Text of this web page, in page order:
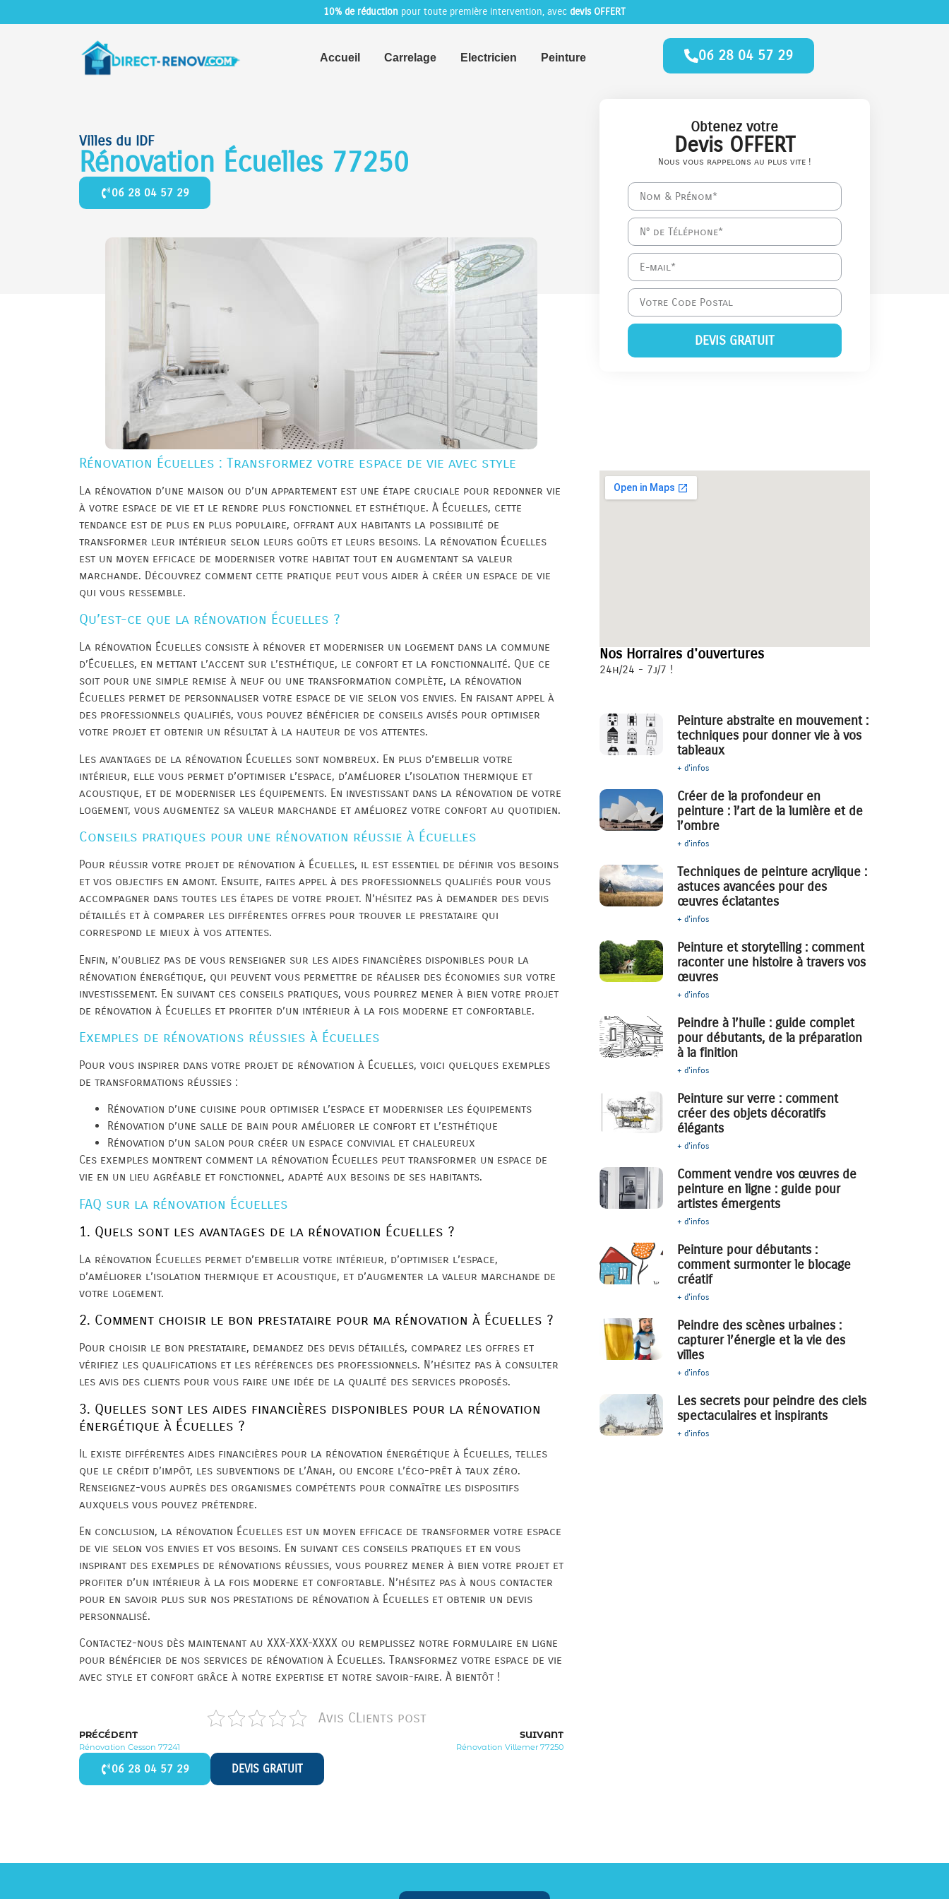
10% de réduction pour toute première intervention, avec devis OFFERT
Accueil Carrelage Electricien Peinture 06 28 04 57 29
Villes du IDF
Rénovation Écuelles 77250
06 28 04 57 29
Obtenez votre
Devis OFFERT
Nous vous rappelons au plus vite !
DEVIS GRATUIT
Rénovation Écuelles : Transformez votre espace de vie avec style
La rénovation d’une maison ou d’un appartement est une étape cruciale pour redonner vie
à votre espace de vie et le rendre plus fonctionnel et esthétique. À Écuelles, cette
tendance est de plus en plus populaire, offrant aux habitants la possibilité de
transformer leur intérieur selon leurs goûts et leurs besoins. La rénovation Écuelles
est un moyen efficace de moderniser votre habitat tout en augmentant sa valeur
marchande. Découvrez comment cette pratique peut vous aider à créer un espace de vie
qui vous ressemble.
Qu’est-ce que la rénovation Écuelles ?
La rénovation Écuelles consiste à rénover et moderniser un logement dans la commune
d’Écuelles, en mettant l’accent sur l’esthétique, le confort et la fonctionnalité. Que ce
soit pour une simple remise à neuf ou une transformation complète, la rénovation
Écuelles permet de personnaliser votre espace de vie selon vos envies. En faisant appel à
des professionnels qualifiés, vous pouvez bénéficier de conseils avisés pour optimiser
votre projet et obtenir un résultat à la hauteur de vos attentes.
Les avantages de la rénovation Écuelles sont nombreux. En plus d’embellir votre
intérieur, elle vous permet d’optimiser l’espace, d’améliorer l’isolation thermique et
acoustique, et de moderniser les équipements. En investissant dans la rénovation de votre
logement, vous augmentez sa valeur marchande et améliorez votre confort au quotidien.
Conseils pratiques pour une rénovation réussie à Écuelles
Pour réussir votre projet de rénovation à Écuelles, il est essentiel de définir vos besoins
et vos objectifs en amont. Ensuite, faites appel à des professionnels qualifiés pour vous
accompagner dans toutes les étapes de votre projet. N’hésitez pas à demander des devis
détaillés et à comparer les différentes offres pour trouver le prestataire qui
correspond le mieux à vos attentes.
Enfin, n’oubliez pas de vous renseigner sur les aides financières disponibles pour la
rénovation énergétique, qui peuvent vous permettre de réaliser des économies sur votre
investissement. En suivant ces conseils pratiques, vous pourrez mener à bien votre projet
de rénovation à Écuelles et profiter d’un intérieur à la fois moderne et confortable.
Exemples de rénovations réussies à Écuelles
Pour vous inspirer dans votre projet de rénovation à Écuelles, voici quelques exemples
de transformations réussies :
Rénovation d’une cuisine pour optimiser l’espace et moderniser les équipements
Rénovation d’une salle de bain pour améliorer le confort et l’esthétique
Rénovation d’un salon pour créer un espace convivial et chaleureux
Ces exemples montrent comment la rénovation Écuelles peut transformer un espace de
vie en un lieu agréable et fonctionnel, adapté aux besoins de ses habitants.
FAQ sur la rénovation Écuelles
1. Quels sont les avantages de la rénovation Écuelles ?
La rénovation Écuelles permet d’embellir votre intérieur, d’optimiser l’espace,
d’améliorer l’isolation thermique et acoustique, et d’augmenter la valeur marchande de
votre logement.
2. Comment choisir le bon prestataire pour ma rénovation à Écuelles ?
Pour choisir le bon prestataire, demandez des devis détaillés, comparez les offres et
vérifiez les qualifications et les références des professionnels. N’hésitez pas à consulter
les avis des clients pour vous faire une idée de la qualité des services proposés.
3. Quelles sont les aides financières disponibles pour la rénovation
énergétique à Écuelles ?
Il existe différentes aides financières pour la rénovation énergétique à Écuelles, telles
que le crédit d’impôt, les subventions de l’Anah, ou encore l’éco-prêt à taux zéro.
Renseignez-vous auprès des organismes compétents pour connaître les dispositifs
auxquels vous pouvez prétendre.
En conclusion, la rénovation Écuelles est un moyen efficace de transformer votre espace
de vie selon vos envies et vos besoins. En suivant ces conseils pratiques et en vous
inspirant des exemples de rénovations réussies, vous pourrez mener à bien votre projet et
profiter d’un intérieur à la fois moderne et confortable. N’hésitez pas à nous contacter
pour en savoir plus sur nos prestations de rénovation à Écuelles et obtenir un devis
personnalisé.
Contactez-nous dès maintenant au XXX-XXX-XXXX ou remplissez notre formulaire en ligne
pour bénéficier de nos services de rénovation à Écuelles. Transformez votre espace de vie
avec style et confort grâce à notre expertise et notre savoir-faire. À bientôt !
Avis CLients post
PRÉCÉDENT
Rénovation Cesson 77241
SUIVANT
Rénovation Villemer 77250
06 28 04 57 29 DEVIS GRATUIT
Nos Horraires d'ouvertures
24h/24 - 7j/7 !
Peinture abstraite en mouvement :
techniques pour donner vie à vos
tableaux
+ d'infos
Créer de la profondeur en
peinture : l’art de la lumière et de
l’ombre
+ d'infos
Techniques de peinture acrylique :
astuces avancées pour des
œuvres éclatantes
+ d'infos
Peinture et storytelling : comment
raconter une histoire à travers vos
œuvres
+ d'infos
Peindre à l’huile : guide complet
pour débutants, de la préparation
à la finition
+ d'infos
Peinture sur verre : comment
créer des objets décoratifs
élégants
+ d'infos
Comment vendre vos œuvres de
peinture en ligne : guide pour
artistes émergents
+ d'infos
Peinture pour débutants :
comment surmonter le blocage
créatif
+ d'infos
Peindre des scènes urbaines :
capturer l’énergie et la vie des
villes
+ d'infos
Les secrets pour peindre des ciels
spectaculaires et inspirants
+ d'infos